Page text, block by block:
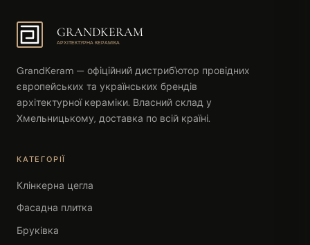
GRANDKERAM
АРХІТЕКТУРНА КЕРАМІКА
GrandKeram — офіційний дистриб'ютор провідних
європейських та українських брендів
архітектурної кераміки. Власний склад у
Хмельницькому, доставка по всій країні.
КАТЕГОРІЇ
Клінкерна цегла
Фасадна плитка
Бруківка